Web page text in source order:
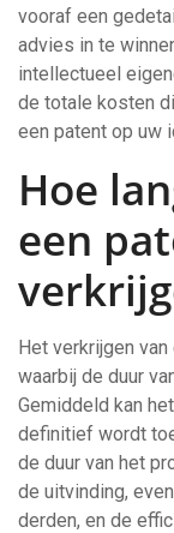
vooraf een
advies in te
intellectueel
de totale kosten
een patent op uw
Hoe
een
Het verkrijgen
waarbij de duur
Gemiddeld kan
definitief wordt
de duur van het
de uitvinding,
derden, en de